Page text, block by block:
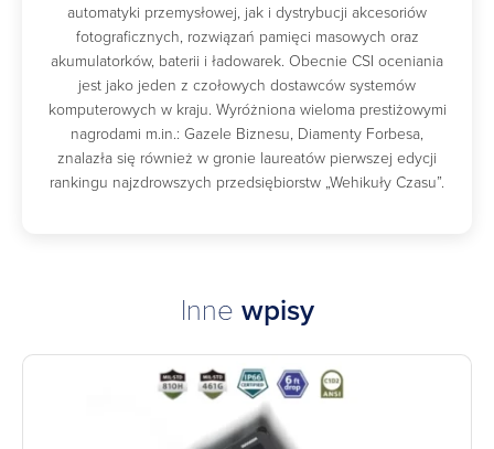
automatyki przemysłowej, jak i dystrybucji akcesoriów
fotograficznych, rozwiązań pamięci masowych oraz
akumulatorków, baterii i ładowarek. Obecnie CSI oceniania
jest jako jeden z czołowych dostawców systemów
komputerowych w kraju. Wyróżniona wieloma prestiżowymi
nagrodami m.in.: Gazele Biznesu, Diamenty Forbesa,
znalazła się również w gronie laureatów pierwszej edycji
rankingu najzdrowszych przedsiębiorstw „Wehikuły Czasu”.
Inne wpisy